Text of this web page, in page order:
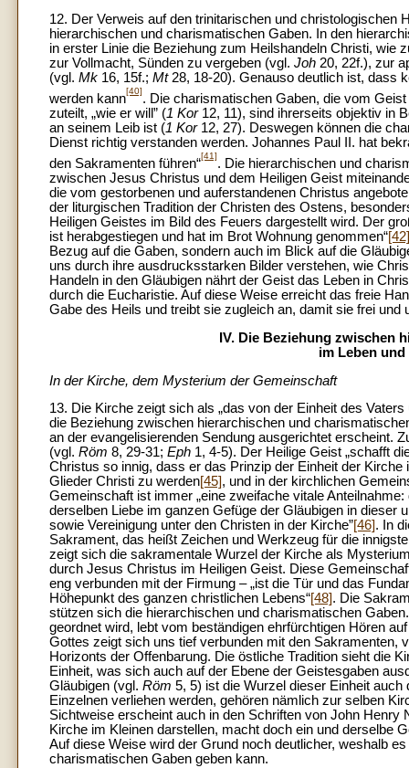
12. Der Verweis auf den trinitarischen und christologischen
hierarchischen und charismatischen Gaben. In den
in erster Linie die Beziehung zum Heilshandeln Christi,
zur Vollmacht, Sünden zu vergeben (vgl. Joh 20, 22f.), zur
(vgl. Mk 16, 15f.; Mt28, 18-20). Genauso deutlich ist, dass
werden kann
[40]
. Die charismatischen Gaben, die vom
zuteilt, „wie er will” (1 Kor 12, 11), sind ihrerseits objektiv in
an seinem Leib ist (1 Kor 12, 27). Deswegen können die
Dienst richtig verstanden werden. Johannes Paul II. hat
den Sakramenten führen“
[41]
. Die hierarchischen und
zwischen Jesus Christus und dem Heiligen Geist
die vom gestorbenen und auferstandenen Christus
der liturgischen Tradition der Christen des Ostens,
Heiligen Geistes im Bild des Feuers dargestellt wird. Der
ist herabgestiegen und hat im Brot Wohnung genommen“[42]
Bezug auf die Gaben, sondern auch im Blick auf die
uns durch ihre ausdrucksstarken Bilder verstehen, wie
Handeln in den Gläubigen nährt der Geist das Leben in
durch die Eucharistie. Auf diese Weise erreicht das freie
Gabe des Heils und treibt sie zugleich an, damit sie frei
IV. Die Beziehung zwischen
im Leben
In der Kirche, dem Mysterium der Gemeinschaft
13. Die Kirche zeigt sich als „das von der Einheit des
die Beziehung zwischen hierarchischen und
an der evangelisierenden Sendung ausgerichtet erscheint.
(vgl. Röm 8, 29-31; Eph 1, 4-5). Der Heilige Geist „schafft
Christus so innig, dass er das Prinzip der Einheit der Kirche
Glieder Christi zu werden[45], und in der kirchlichen
Gemeinschaft ist immer „eine zweifache vitale
derselben Liebe im ganzen Gefüge der Gläubigen in dieser
sowie Vereinigung unter den Christen in der Kirche”[46]. In
Sakrament, das heißt Zeichen und Werkzeug für die
zeigt sich die sakramentale Wurzel der Kirche als
durch Jesus Christus im Heiligen Geist. Diese
eng verbunden mit der Firmung – „ist die Tür und das
Höhepunkt des ganzen christlichen Lebens“[48]. Die
stützen sich die hierarchischen und charismatischen
geordnet wird, lebt vom beständigen ehrfürchtigen Hören
Gottes zeigt sich uns tief verbunden mit den Sakramenten,
Horizonts der Offenbarung. Die östliche Tradition sieht die
Einheit, was sich auch auf der Ebene der Geistesgaben
Gläubigen (vgl. Röm 5, 5) ist die Wurzel dieser Einheit
Einzelnen verliehen werden, gehören nämlich zur selben
Sichtweise erscheint auch in den Schriften von John
Kirche im Kleinen darstellen, macht doch ein und derselbe
Auf diese Weise wird der Grund noch deutlicher, weshalb
charismatischen Gaben geben kann.